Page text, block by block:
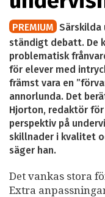
PREMIUM Särskilda
ständigt debatt. De
problematisk
för elever med
främst vara en
annorlunda. Det
Hjorton, redaktör
perspektiv på
skillnader i kvalitet
säger han.
Det vankas stora
Extra